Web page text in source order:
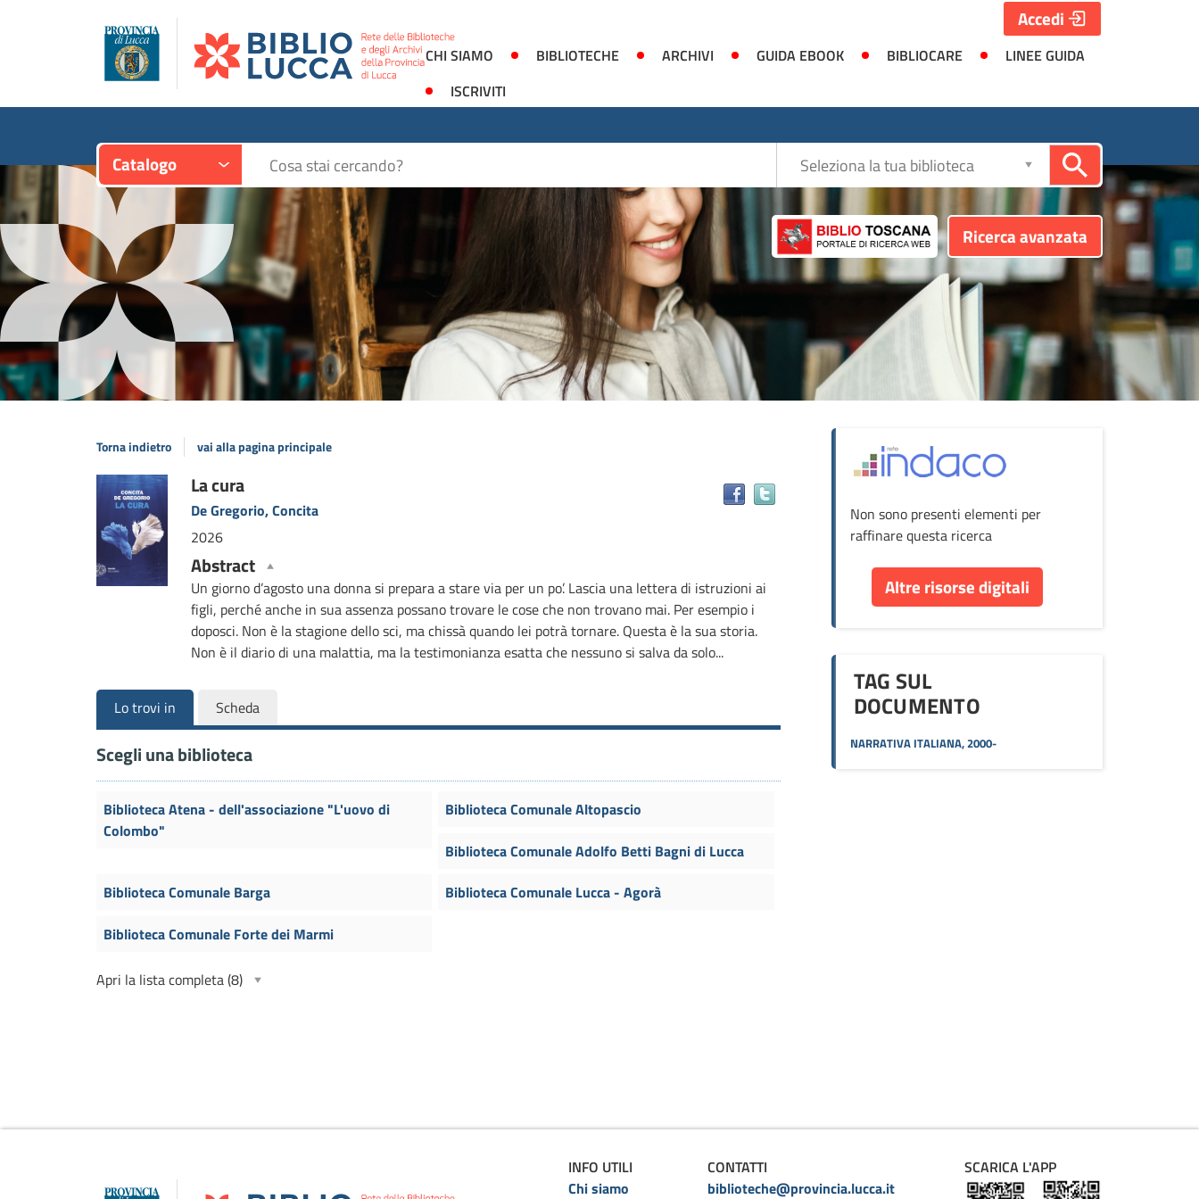
CHI SIAMO BIBLIOTECHE ARCHIVI GUIDA EBOOK BIBLIOCARE
LINEE GUIDA
ISCRIVITI
Accedi
Catalogo Cerca su "Catalogo"
Ricerca avanzata
Seleziona
la
Torna indietro vai alla pagina principale
Dettaglio
del
documento
La cura
De Gregorio, Concita
2026
Abstract
Un giorno d’agosto una donna si prepara a stare via per un po’. Lascia una lettera di istruzioni ai
figli, perché anche in sua assenza possano trovare le cose che non trovano mai. Per esempio i
doposci. Non è la stagione dello sci, ma chissà quando lei potrà tornare. Questa è la sua storia.
Non è il diario di una malattia, ma la testimonianza esatta che nessuno si salva da solo...
Lo trovi in Scheda
Scegli una biblioteca
Biblioteca Atena - dell'associazione "L'uovo di
Colombo"
Biblioteca Comunale Altopascio
Biblioteca Comunale Adolfo Betti Bagni di Lucca
Biblioteca Comunale Barga
Biblioteca Comunale Lucca - Agorà
Biblioteca Comunale Forte dei Marmi
Apri la lista completa(8)
Non sono presenti elementi per
raffinare questa ricerca
Altre risorse digitali
TAG SUL
DOCUMENTO
NARRATIVA ITALIANA, 2000-
INFO UTILI
Chi siamo
CONTATTI
biblioteche@provincia.lucca.it
SCARICA L'APP